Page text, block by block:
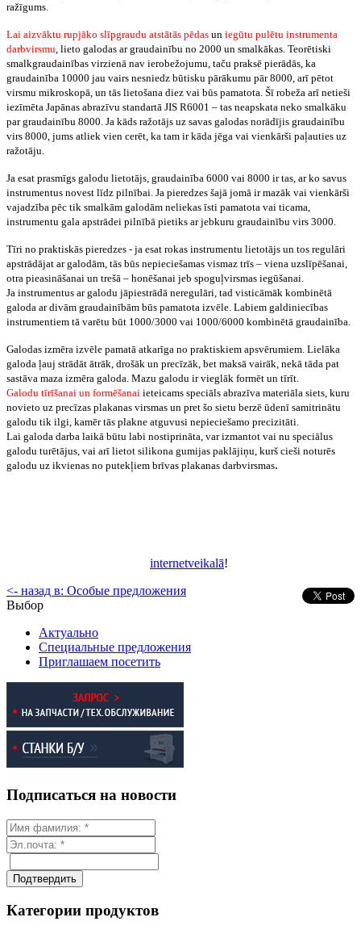
ražīgums.
Lai aizvāktu rupjāko slīpgraudu atstātās pēdas un iegūtu pulētu instrumenta
darbvirsmu, lieto galodas ar graudainību no 2000 un smalkākas. Teorētiski
smalkgraudainības virzienā nav ierobežojumu, taču praksē pierādās, ka
graudainība 10000 jau vairs nesniedz būtisku pārākumu pār 8000, arī pētot
virsmu mikroskopā, un tās lietošana diez vai būs pamatota. Šī robeža arī netieši
iezīmēta Japānas abrazīvu standartā JIS R6001 – tas neapskata neko smalkāku
par graudainību 8000. Ja kāds ražotājs uz savas galodas norādījis graudainību
virs 8000, jums atliek vien cerēt, ka tam ir kāda jēga vai vienkārši paļauties uz
ražotāju.
Ja esat prasmīgs galodu lietotājs, graudainība 6000 vai 8000 ir tas, ar ko savus
instrumentus novest līdz pilnībai. Ja pieredzes šajā jomā ir mazāk vai vienkārši
vajadzība pēc tik smalkām galodām neliekas īsti pamatota vai ticama,
instrumentu gala apstrādei pilnībā pietiks ar jebkuru graudainību virs 3000.
Tīri no praktiskās pieredzes - ja esat rokas instrumentu lietotājs un tos regulāri
apstrādājat ar galodām, tās būs nepieciešamas vismaz trīs – viena uzslīpēšanai,
otra pieasināšanai un trešā – honēšanai jeb spoguļvirsmas iegūšanai.
Ja instrumentus ar galodu jāpiestrādā neregulāri, tad visticāmāk kombinētā
galoda ar divām graudainībām būs pamatota izvēle. Labiem galdiniecības
instrumentiem tā varētu būt 1000/3000 vai 1000/6000 kombinētā graudainība.
Galodas izmēra izvēle pamatā atkarīga no praktiskiem apsvērumiem. Lielāka
galoda ļauj strādāt ātrāk, drošāk un precīzāk, bet maksā vairāk, nekā tāda pat
sastāva maza izmēra galoda. Mazu galodu ir vieglāk formēt un tīrīt.
Galodu tīrīšanai un formēšanai ieteicams speciāls abrazīva materiāla siets, kuru
novieto uz precīzas plakanas virsmas un pret šo sietu berzē ūdenī samitrinātu
galodu tik ilgi, kamēr tās plakne atguvusi nepieciešamo precizitāti.
Lai galoda darba laikā būtu labi nostiprināta, var izmantot vai nu speciālus
galodu turētājus, vai arī lietot silikona gumijas paklājiņu, kurš cieši noturēs
galodu uz ikvienas no putekļiem brīvas plakanas darbvirsmas.
internetveikalā!
<- назад в: Особые предложения
Выбор
Актуально
Специальные предложения
Приглашаем посетить
Подписаться на новости
Категории продуктов